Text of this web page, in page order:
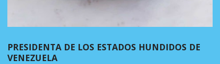
PRESIDENTA DE LOS ESTADOS HUNDIDOS DE
VENEZUELA